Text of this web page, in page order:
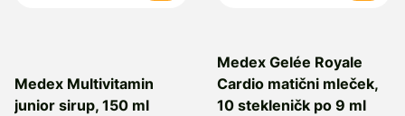
Medex Multivitamin
junior sirup, 150 ml
Medex Gelée Royale
Cardio matični mleček,
10 stekleničk po 9 ml